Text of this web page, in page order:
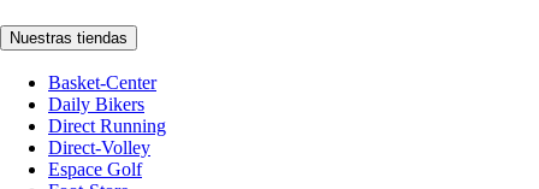
Nuestras tiendas
Basket-Center
Daily Bikers
Direct Running
Direct-Volley
Espace Golf